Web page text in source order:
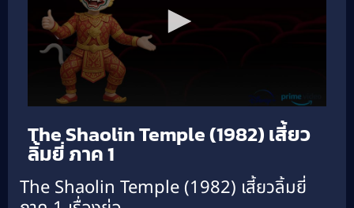
The Shaolin Temple (1982) เสี้ยว
ลิ้มยี่ ภาค 1
The Shaolin Temple (1982) เสี้ยวลิ้มยี่